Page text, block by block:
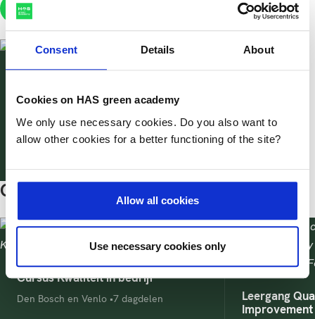
Consent Details About
Cookies on HAS green academy
We only use necessary cookies. Do you also want to
allow other cookies for a better functioning of the site?
Allow all cookies
Use necessary cookies only
has@has.nl WhatsApp
Projectmanager
A.Keijsper@has.nl
A.Keijsper@has.nl
Gerelateerde opleidingen & cursussen
Cursus Kwaliteit in bedrijf
Locatie
Den Bosch en Venlo Studieduur
7 dagdelen
Leergang